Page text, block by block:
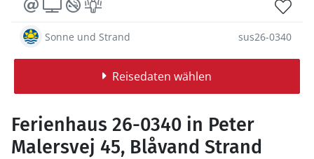
Sonne und Strand sus26-0340
Reisedaten wählen
Ferienhaus 26-0340 in Peter
Malersvej 45, Blåvand Strand